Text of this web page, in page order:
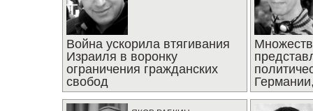
Война ускорила втягивания
Израиля в воронку
ограничения гражданских
свобод